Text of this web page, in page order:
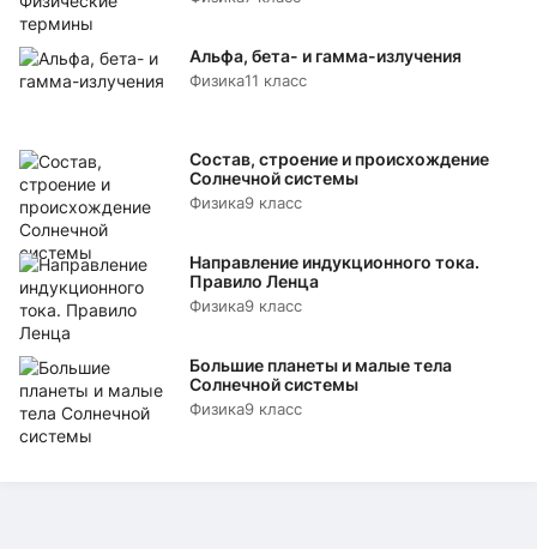
Альфа, бета- и гамма-излучения
Физика11 класс
Состав, строение и происхождение
Солнечной системы
Физика9 класс
Направление индукционного тока.
Правило Ленца
Физика9 класс
Большие планеты и малые тела
Солнечной системы
Физика9 класс